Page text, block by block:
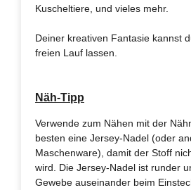
Kuscheltiere, und vieles mehr.
Deiner kreativen Fantasie kannst
freien Lauf lassen.
Näh-Tipp
Verwende zum Nähen mit der
besten eine Jersey-Nadel (oder
Maschenware), damit der Stoff
wird. Die Jersey-Nadel ist runder
Gewebe auseinander beim